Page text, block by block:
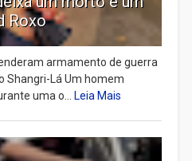
Roxo
armamento de guerra
Shangri-Lá Um homem
uma o... Leia Mais